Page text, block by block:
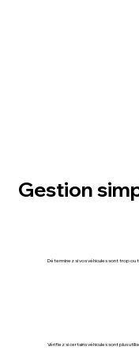
Gestion
Déterminez si vos véhicules sont trop ou
Vérifiez si certains véhicules sont plus